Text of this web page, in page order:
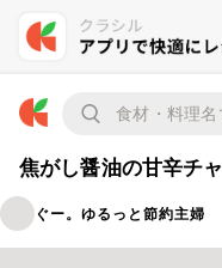
焦がし醤油の甘辛チ
ぐー。ゆるっと節約主婦